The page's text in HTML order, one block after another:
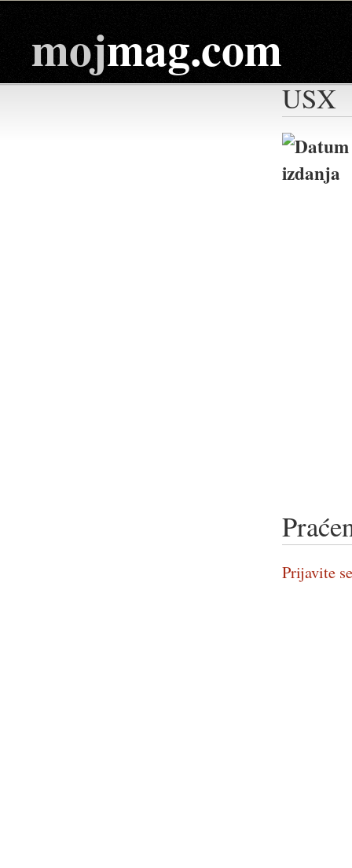
mojmag.com
USX
Prijavite